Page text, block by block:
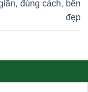
đúng cách, bền
đẹp